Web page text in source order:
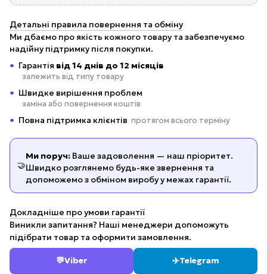
Детальні правила повернення та обміну
Ми дбаємо про якість кожного товару та забезпечуємо
надійну підтримку після покупки.
Гарантія від 14 днів до 12 місяців
залежить від типу товару
Швидке вирішення проблем
заміна або повернення коштів
Повна підтримка клієнтів протягом всього терміну
🤝
Ми поруч: Ваше задоволення — наш пріоритет.
Швидко розглянемо будь-яке звернення та
допоможемо з обміном виробу у межах гарантії.
Докладніше про умови гарантії
Виникли запитання? Наші менеджери допоможуть
підібрати товар та оформити замовлення.
💬Viber ✈️Telegram